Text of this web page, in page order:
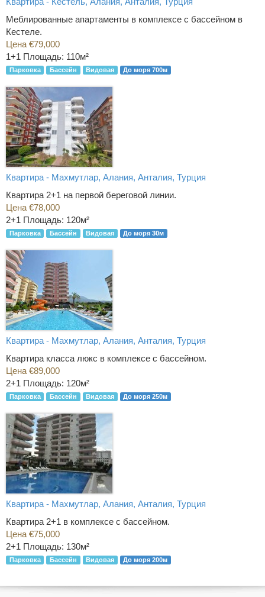
Меблированные апартаменты в комплексе с бассейном в
Кестеле.
Цена €79,000
1+1 Площадь: 110м²
Парковка Бассейн Видовая До моря 700м
Квартира - Махмутлар, Алания, Анталия, Турция
Квартира 2+1 на первой береговой линии.
Цена €78,000
2+1 Площадь: 120м²
Парковка Бассейн Видовая До моря 30м
Квартира - Махмутлар, Алания, Анталия, Турция
Квартира класса люкс в комплексе с бассейном.
Цена €89,000
2+1 Площадь: 120м²
Парковка Бассейн Видовая До моря 250м
Квартира - Махмутлар, Алания, Анталия, Турция
Квартира 2+1 в комплексе с бассейном.
Цена €75,000
2+1 Площадь: 130м²
Парковка Бассейн Видовая До моря 200м